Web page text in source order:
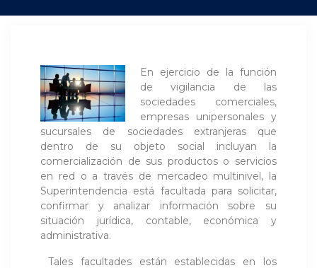
En ejercicio de la función
de vigilancia de las
sociedades comerciales,
empresas unipersonales y
sucursales de sociedades extranjeras que
dentro de su objeto social incluyan la
comercialización de sus productos o servicios
en red o a través de mercadeo multinivel, la
Superintendencia está facultada para solicitar,
confirmar y analizar información sobre su
situación jurídica, contable, económica y
administrativa.
Tales facultades están establecidas en los